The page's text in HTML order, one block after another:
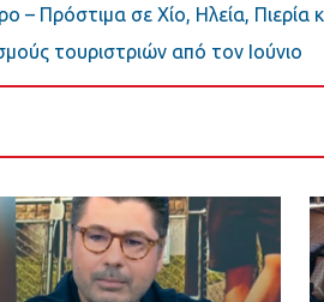
– Πρόστιμα σε Χίο, Ηλεία, Πιερία
τουριστριών από τον Ιούνιο